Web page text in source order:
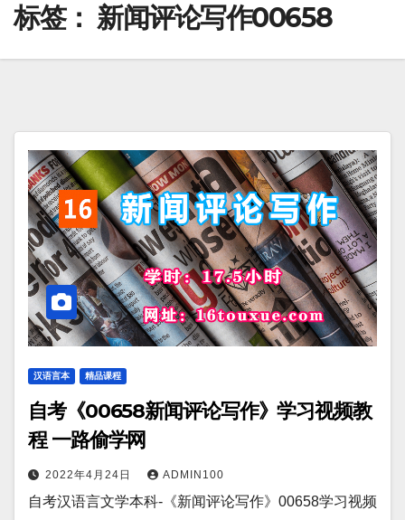
标签： 新闻评论写作00658
汉语言本 精品课程
自考《00658新闻评论写作》学习视频教
程 一路偷学网
2022年4月24日 ADMIN100
自考汉语言文学本科-《新闻评论写作》00658学习视频